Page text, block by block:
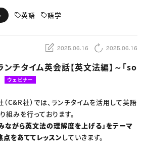
トップ
ュー
ップ
からのお知らせ
ショナル×つながる×メディア
英語 語学
2025.06.16 2025.06.16
チタイム英会話【英文法編】～「so
ウェビナー
C&R社）では、ランチタイムを活用して英語
みを行っております。
ながら英文法の理解度を上げる」をテーマ
点をあててレッスンしていきます。